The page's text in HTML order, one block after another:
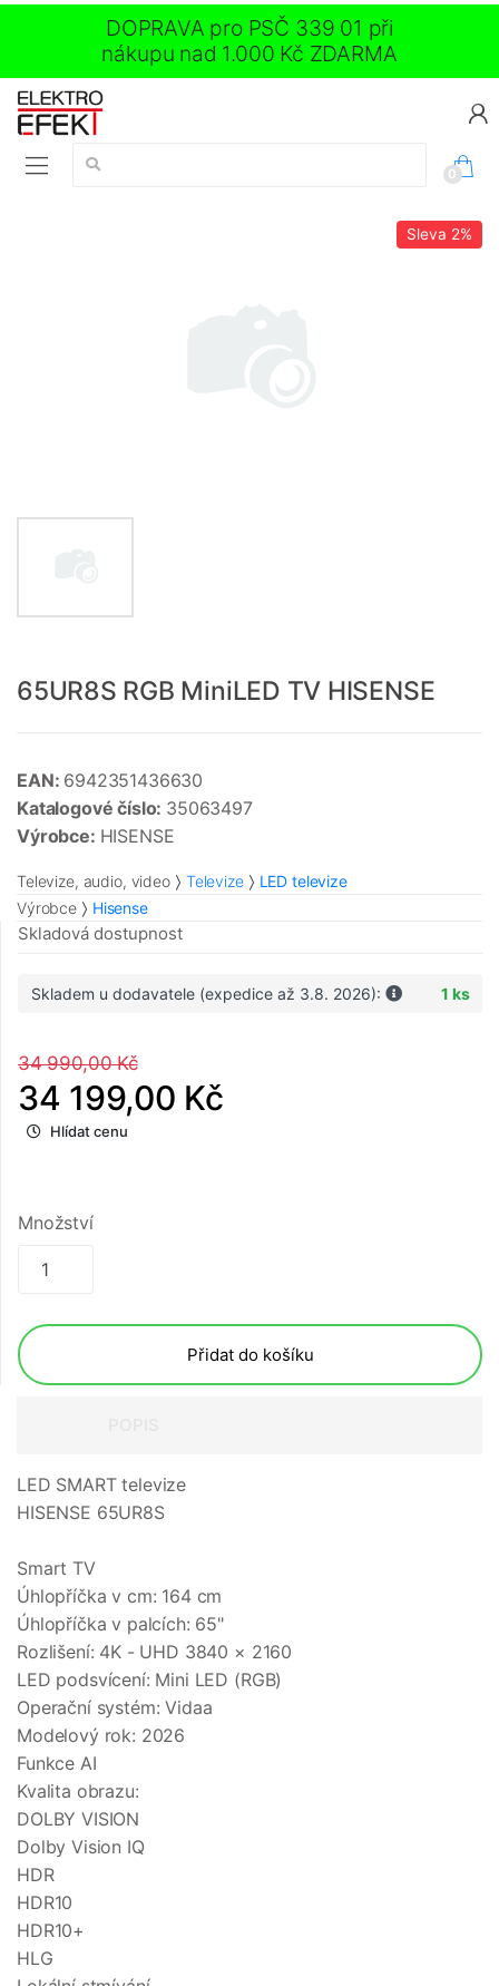
DOPRAVA pro PSČ 339 01 při
nákupu nad 1.000 Kč ZDARMA
Vyhledávání:
0
Sleva 2%
65UR8S RGB MiniLED TV HISENSE
EAN: 6942351436630
Katalogové číslo: 35063497
Výrobce: HISENSE
Televize, audio, video Televize
LED televize
Výrobce
Hisense
Skladová dostupnost
Skladem u dodavatele (expedice až 3.8. 2026): 1 ks
34 990,00 Kč
34 199,00 Kč
Hlídat cenu
Množství
Přidat do košíku
LED SMART televize
HISENSE 65UR8S
Smart TV
Úhlopříčka v cm: 164 cm
Úhlopříčka v palcích: 65"
Rozlišení: 4K - UHD 3840 × 2160
LED podsvícení: Mini LED (RGB)
Operační systém: Vidaa
Modelový rok: 2026
Funkce AI
Kvalita obrazu:
DOLBY VISION
Dolby Vision IQ
HDR
HDR10
HDR10+
HLG